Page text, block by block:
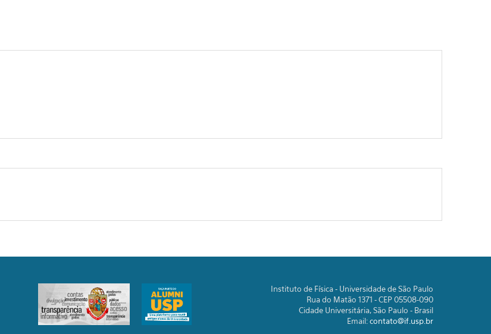
Instituto de Física - Universidade de São Paulo
Rua do Matão 1371 - CEP 05508-090
Cidade Universitária, São Paulo - Brasil
Email:contato@if.usp.br